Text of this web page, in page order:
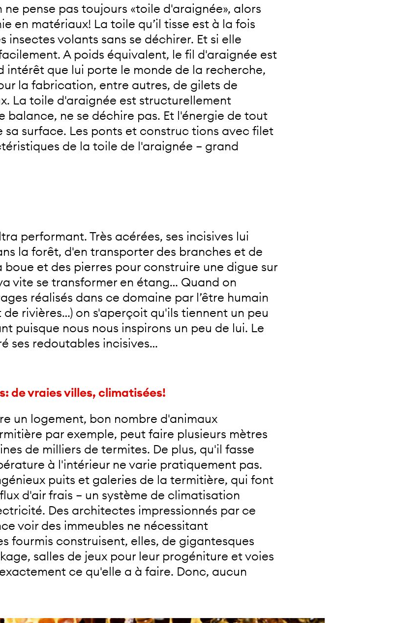
pense pas toujours «toile d'araignée», alors
en matériaux! La toile qu’il tisse est à la fois
volants sans se déchirer. Et si elle
A poids équivalent, le fil d'araignée est
intérêt que lui porte le monde de la recherche,
la fabrication, entre autres, de gilets de
La toile d'araignée est structurellement
balance, ne se déchire pas. Et l'énergie de tout
surface. Les ponts et construc tions avec filet
de la toile de l'araignée – grand
performant. Très acérées, ses incisives lui
la forêt, d'en transporter des branches et de
et des pierres pour construire une digue sur
vite se transformer en étang… Quand on
réalisés dans ce domaine par l’être humain
rivières…) on s'aperçoit qu'ils tiennent un peu
puisque nous nous inspirons un peu de lui. Le
ses redoutables incisives…
de vraies villes, climatisées!
un logement, bon nombre d'animaux
par exemple, peut faire plusieurs mètres
de milliers de termites. De plus, qu'il fasse
à l'intérieur ne varie pratiquement pas.
puits et galeries de la termitière, qui font
d'air frais – un système de climatisation
Des architectes impressionnés par ce
voir des immeubles ne nécessitant
fourmis construisent, elles, de gigantesques
salles de jeux pour leur progéniture et voies
ce qu'elle a à faire. Donc, aucun